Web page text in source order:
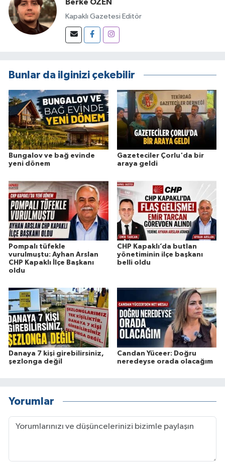
Berke ÖZEN
Kapaklı Gazetesi Editör
Bunlar da ilginizi çekebilir
Bungalov ve bağ evinde
yeni dönem
Gazeteciler Çorlu'da bir
araya geldi
Pompalı tüfekle
vurulmuştu: Ayhan Arslan
CHP Kapaklı İlçe Başkanı
oldu
CHP Kapaklı’da butlan
yönetiminin ilçe başkanı
belli oldu
Danaya 7 kişi girebilirsiniz,
şezlonga değil
Candan Yüceer: Doğru
neredeyse orada olacağım
Yorumlar